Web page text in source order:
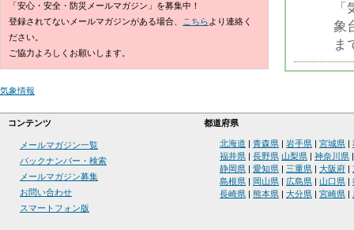
象
ま
「安心・安全・防災メールマガジン」を募集中！
登録されてないメールマガジンがある場合、
こちら より連絡く
ださい。
ご協力よろしくお願いします。
気象情報
コンテンツ 都道府県
メールマガジン一覧
バックナンバー・検索
メールマガジン募集
お問い合わせ
スマートフォン版
北海道 青森県 岩手県 宮城県
福井県
長野県 山梨県 神奈川県
静岡県
愛知県 三重県 大阪府
島根県
岡山県 広島県 山口県
長崎県
熊本県 大分県 宮崎県